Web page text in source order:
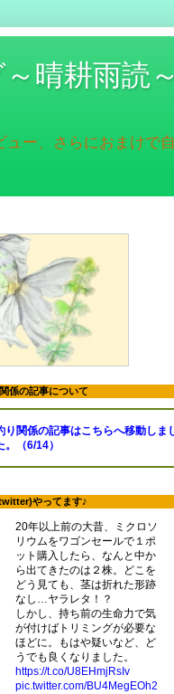
晴耕雨読～
ュー、さらにおまけで
係の記事について
り関係の記事はこちらへ移動しま
。（6/14）
やってます♪
20年以上前の大昔、ミクロソ
リウムをワゴンセールで１ポ
ット購入したら、なんと中か
ら出てきたのは２株。どこを
どう見ても、茎は折れた形跡
なし…ヤラレタ！？
しかし、持ち前の生命力で気
が付けばトリミングが必要な
ほどに。もはや疑いなど、ど
うでも良くなりました。
https://t.co/U8EHmjRsIv
pic.twitter.com/BU4MegEOh2